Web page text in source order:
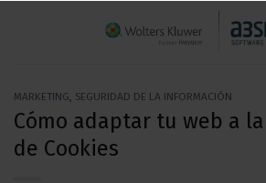
MARKETING, SEGURIDAD DE LA INFORMACIÓN
Cómo adaptar tu web a
de Cookies